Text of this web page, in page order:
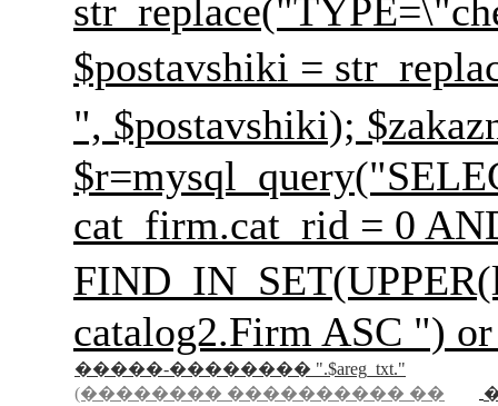
$postavshiki =
", $postavshiki);
cat_firm.cat_rid = 0
catalog2.Firm ASC ")
�����-�������� ".$areg_txt."
(�������� ���������� ��